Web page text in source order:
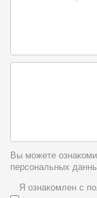
Вы можете
персональных
Условия
Я ознакомлен с